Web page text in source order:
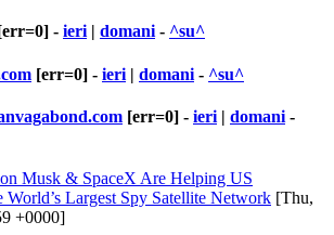
[err=0] - ieri| domani- ^su^
[err=0] - ieri | domani - ^su^
[err=0] - ieri | domani -
Musk & SpaceX Are Helping US
Largest Spy Satellite Network [Thu,
+0000]